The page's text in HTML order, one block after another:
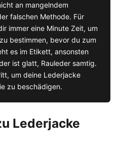
an mangelndem
falschen Methode. Für
immer eine Minute Zeit, um
bestimmen, bevor du zum
es im Etikett, ansonsten
ist glatt, Rauleder samtig.
um deine Lederjacke
zu beschädigen.
Lederjacke